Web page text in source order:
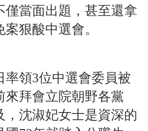
僅當面出題，甚至還拿
狠酸中選會。
率領3位中選會委員被
來拜會立院朝野各黨
，沈淑妃女士是資深的